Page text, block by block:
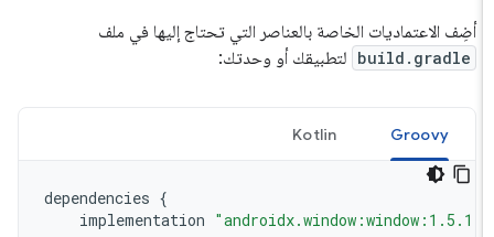
أضِف الاعتماديات الخاصة بالعناصر التي تحتاج إليها في ملف
build.gradle لتطبيقك أو وحدتك:
Groovy
Kotlin
dependencies
implementation "androidx.window:window:1.5.1"